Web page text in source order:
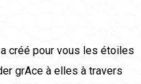
créé pour vous les étoiles
grAce à elles à travers